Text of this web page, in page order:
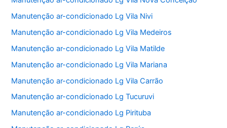
Manutenção ar-condicionado Lg Vila Nivi
Manutenção ar-condicionado Lg Vila Medeiros
Manutenção ar-condicionado Lg Vila Matilde
Manutenção ar-condicionado Lg Vila Mariana
Manutenção ar-condicionado Lg Vila Carrão
Manutenção ar-condicionado Lg Tucuruvi
Manutenção ar-condicionado Lg Pirituba